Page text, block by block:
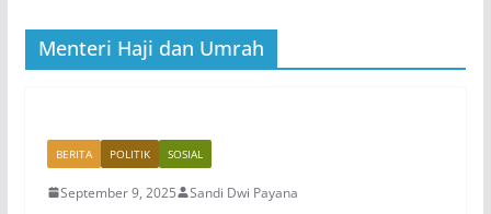
Menteri Haji dan Umrah
BERITA POLITIK SOSIAL
September 9, 2025 Sandi Dwi Payana